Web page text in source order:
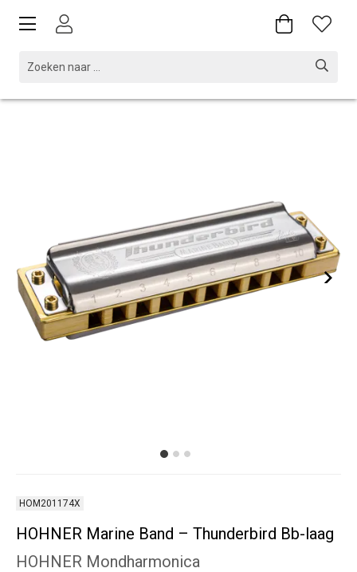
HOM201174X
HOHNER Marine Band – Thunderbird Bb-laag
HOHNER Mondharmonica